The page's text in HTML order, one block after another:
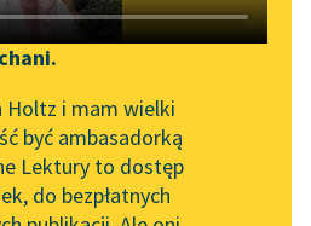
Zgłoś brak utworu
Narzędzia
Mapa Wolnych Lektur
Leśmianator
Holtz i mam wielki
być ambasadorką
Lektury to dostęp
do bezpłatnych